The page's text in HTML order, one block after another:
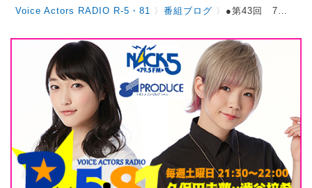
Voice Actors RADIO R-5・81 〉番組ブログ 〉 ●第43回 7月25日土曜日放送 ゲストは、青山吉能さんです。